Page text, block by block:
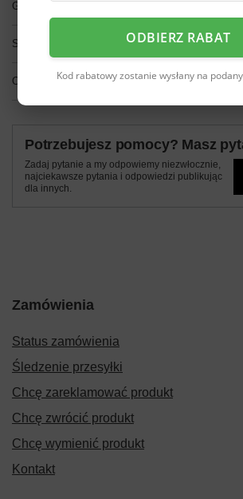
GŁÓWNE PARAMETRY
SZCZEGÓŁOWE DANE
OPINIE (0)
Potrzebujesz pomocy? Masz
Zadaj pytanie a my odpowiemy niezwłocznie,
najciekawsze pytania i odpowiedzi publikując
dla innych.
Zamówienia
Status zamówienia
Śledzenie przesyłki
Chcę zareklamować produkt
Chcę zwrócić produkt
Chcę wymienić produkt
Kontakt
ODBIERZ RABAT
Kod rabatowy zostanie wysłany na